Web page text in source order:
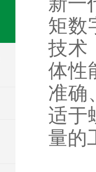
矩数
技术
体性
准确
适于
量的